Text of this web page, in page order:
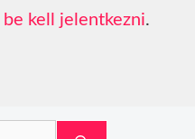
be kell jelentkezni.